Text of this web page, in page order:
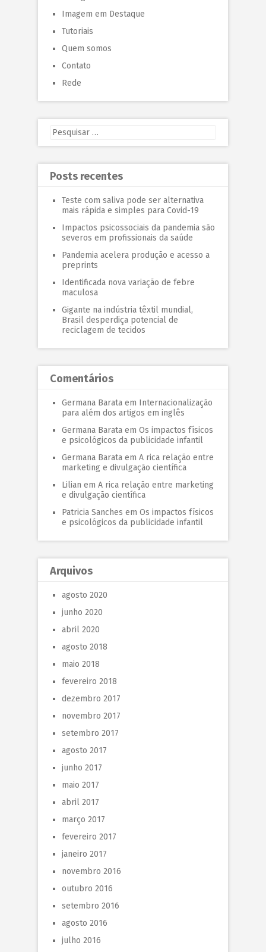
Imagem em Destaque
Tutoriais
Quem somos
Contato
Rede
Posts recentes
Teste com saliva pode ser alternativa
mais rápida e simples para Covid-19
Impactos psicossociais da pandemia são
severos em profissionais da saúde
Pandemia acelera produção e acesso a
preprints
Identificada nova variação de febre
maculosa
Gigante na indústria têxtil mundial,
Brasil desperdiça potencial de
reciclagem de tecidos
Comentários
Germana Barata em Internacionalização
para além dos artigos em inglês
Germana Barata em Os impactos físicos
e psicológicos da publicidade infantil
Germana Barata em A rica relação entre
marketing e divulgação científica
Lilian em A rica relação entre marketing
e divulgação científica
Patricia Sanches em Os impactos físicos
e psicológicos da publicidade infantil
Arquivos
agosto 2020
junho 2020
abril 2020
agosto 2018
maio 2018
fevereiro 2018
dezembro 2017
novembro 2017
setembro 2017
agosto 2017
junho 2017
maio 2017
abril 2017
março 2017
fevereiro 2017
janeiro 2017
novembro 2016
outubro 2016
setembro 2016
agosto 2016
julho 2016